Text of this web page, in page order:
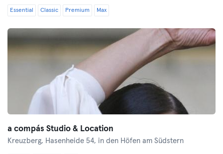
Essential Classic Premium Max
a compás Studio & Location
Kreuzberg, Hasenheide 54, in den Höfen am Südstern